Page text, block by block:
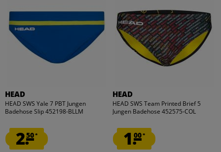
HEAD
HEAD SWS Yale 7 PBT Jungen
Badehose Slip 452198-BLLM
2.50*
HEAD
HEAD SWS Team Printed Brief 5
Jungen Badehose 452575-COL
1.00*